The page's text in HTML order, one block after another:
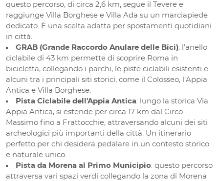
questo percorso, di circa 2,6 km, segue il Tevere e
raggiunge Villa Borghese e Villa Ada su un marciapiede
dedicato. È una scelta adatta per spostamenti quotidiani
in città.
GRAB (Grande Raccordo Anulare delle Bici): l’anello
ciclabile di 43 km permette di scoprire Roma in
bicicletta, collegando i parchi, le piste ciclabili esistenti e
alcuni tra i principali siti storici, come il Colosseo, l’Appia
Antica e Villa Borghese.
Pista Ciclabile dell'Appia Antica: lungo la storica Via
Appia Antica, si estende per circa 17 km dal Circo
Massimo fino a Frattocchie, attraversando alcuni dei siti
archeologici più importanti della città. Un itinerario
perfetto per chi desidera pedalare in un contesto storico
e naturale unico.
Pista da Morena al Primo Municipio: questo percorso
attraversa vari spazi verdi collegando la zona di Morena